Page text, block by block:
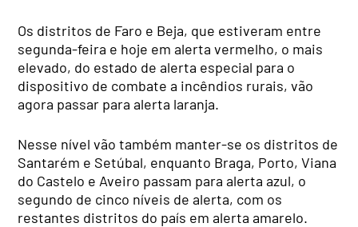
Os distritos de Faro e Beja, que estiveram entre
segunda-feira e hoje em alerta vermelho, o mais
elevado, do estado de alerta especial para o
dispositivo de combate a incêndios rurais, vão
agora passar para alerta laranja.
Nesse nível vão também manter-se os distritos de
Santarém e Setúbal, enquanto Braga, Porto, Viana
do Castelo e Aveiro passam para alerta azul, o
segundo de cinco níveis de alerta, com os
restantes distritos do país em alerta amarelo.